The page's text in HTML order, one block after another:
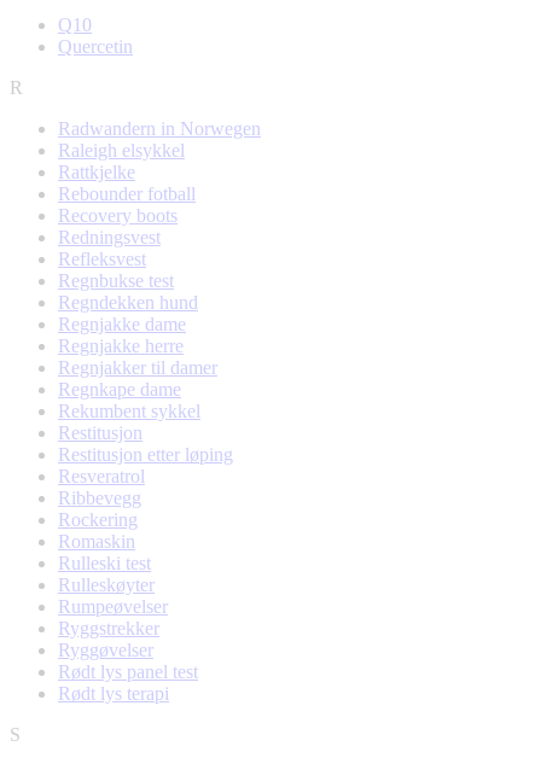
Q10
Quercetin
R
Radwandern in Norwegen
Raleigh elsykkel
Rattkjelke
Rebounder fotball
Recovery boots
Redningsvest
Refleksvest
Regnbukse test
Regndekken hund
Regnjakke dame
Regnjakke herre
Regnjakker til damer
Regnkape dame
Rekumbent sykkel
Restitusjon
Restitusjon etter løping
Resveratrol
Ribbevegg
Rockering
Romaskin
Rulleski test
Rulleskøyter
Rumpeøvelser
Ryggstrekker
Ryggøvelser
Rødt lys panel test
Rødt lys terapi
S